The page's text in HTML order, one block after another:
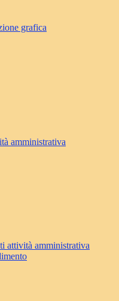
grafica
amministrativa
attività amministrativa